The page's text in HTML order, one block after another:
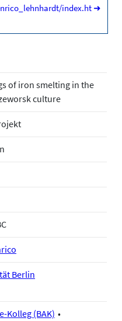
index.ht ➜
of iron smelting in the
culture
Berlin
Kolleg (BAK)